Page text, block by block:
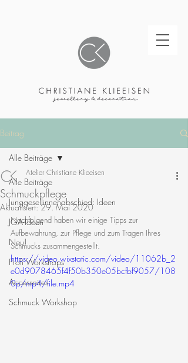
Beitrag
Alle Beiträge
Junggesellinnenabschied: Ideen
JGA-Ideen
Neu!
Profi Workshops
Accessoires
Schmuck Workshop
Alle Beiträge
Schmuckpflege
Atelier Christiane Klieeisen
Aktualisiert:29. Mai 2020
Nachfolgend haben wir einige Tipps zur
Aufbewahrung, zur Pflege und zum Tragen Ihres
Schmucks zusammengestellt.
https://video.wixstatic.com/video/11062b_2
e0d9078465f4f50b350e05bcfbf9057/108
0p/mp4/file.mp4